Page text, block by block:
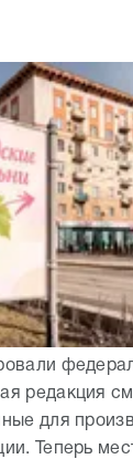
редакция
для
Теперь